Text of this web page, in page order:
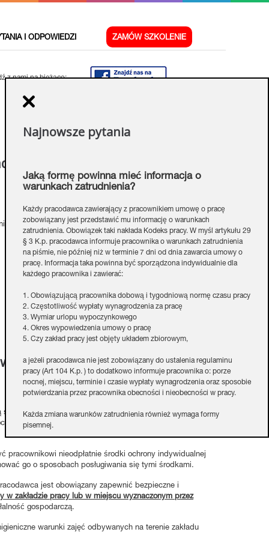
I ODPOWIEDZI ZAMÓW SZKOLENIE
z nami na bieżąco:
chcesz zlecać usługi na zewnątrz, możesz robić to sam,
sytuacją mamy do czynienia w przypadku stażystów czy
indywidualnej pracownikom jak również innym
nieodpłatnie środki ochrony indywidualnej
go o sposobach posługiwania się tymi środkami.
jest obowiązany zapewnić bezpieczne i
zakładzie pracy lub w miejscu wyznaczonym przez
gospodarczą.
warunki zajęć odbywanych na terenie zakładu
Najnowsze pytania
Jaką formę powinna mieć informacja o
warunkach zatrudnienia?
Każdy pracodawca zawierający z pracownikiem umowę o pracę
zobowiązany jest przedstawić mu informację o warunkach
zatrudnienia. Obowiązek taki nakłada Kodeks pracy. W myśl artykułu 29
§ 3 K.p. pracodawca informuje pracownika o warunkach zatrudnienia
na piśmie, nie później niż w terminie 7 dni od dnia zawarcia umowy o
pracę. Informacja taka powinna być sporządzona indywidualnie dla
każdego pracownika i zawierać:
1. Obowiązującą pracownika dobową i tygodniową normę czasu pracy
2. Częstotliwość wypłaty wynagrodzenia za pracę
3. Wymiar urlopu wypoczynkowego
4. Okres wypowiedzenia umowy o pracę
5. Czy zakład pracy jest objęty układem zbiorowym,
a jeżeli pracodawca nie jest zobowiązany do ustalenia regulaminu
pracy (Art 104 K.p. ) to dodatkowo informuje pracownika o: porze
nocnej, miejscu, terminie i czasie wypłaty wynagrodzenia oraz sposobie
potwierdzania przez pracownika obecności i nieobecności w pracy.
Każda zmiana warunków zatrudnienia również wymaga formy
pisemnej.
Czy umowa na okres próbny ma wpływ na
długość dopuszczalnego okresu zatrudnienia na
W myśl art 251 Kodeksu pracy okres zatrudnienia na podstawie umowy
o pracę na czas określony, a także łączny okres zatrudnienia na
samymi stronami stosunku pracy, nie może przekraczać 33 miesięcy, a